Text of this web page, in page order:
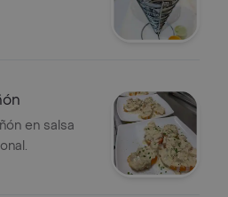
en salsa